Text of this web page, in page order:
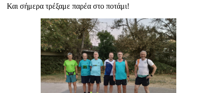
Και σήμερα τρέξαμε παρέα στο ποτάμι!